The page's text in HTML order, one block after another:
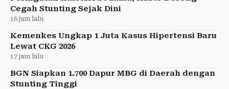
Cegah Stunting Sejak Dini
16 jam lalu
Kemenkes Ungkap 1 Juta Kasus Hipertensi Baru
Lewat CKG 2026
17 jam lalu
BGN Siapkan 1.700 Dapur MBG di Daerah dengan
Stunting Tinggi